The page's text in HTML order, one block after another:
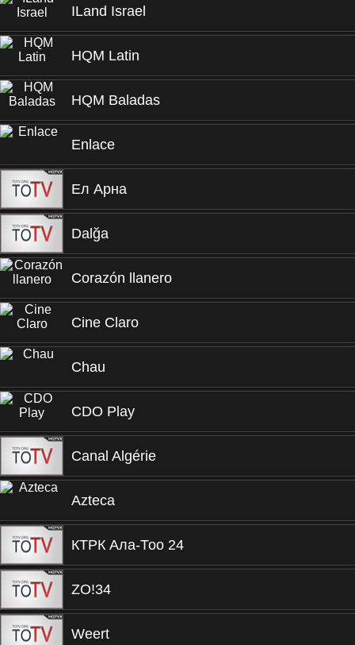
ILand Israel
HQM Latin
HQM Baladas
Enlace
Ел Арна
Dalğa
Corazón llanero
Cine Claro
Chau
CDO Play
Canal Algérie
Azteca
КТРК Ала-Тоо 24
ZO!34
Weert